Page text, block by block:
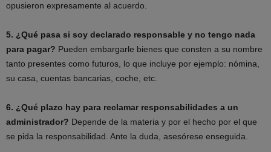
opusieron expresamente al acuerdo.
5. ¿Qué pasa si soy declarado responsable y no tengo nada
para pagar? Pueden embargarle bienes que consten a su nombre
tanto presentes como futuros, lo que incluye por ejemplo: nómina,
su casa, cuentas bancarias, coche, etc.
6. ¿Qué plazo hay para reclamar responsabilidades a un
administrador? Depende de la materia y por el hecho por el que
se pida la responsabilidad. Ante la duda, asesórese enseguida.